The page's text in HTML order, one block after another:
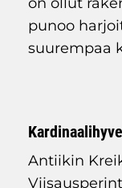
punoo
suurempaa
Antiikin